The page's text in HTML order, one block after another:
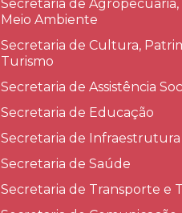
Secretaria de
Meio Ambiente
Secretaria de Cultura,
Turismo
Secretaria de Assistência
Secretaria de Educação
Secretaria de
Secretaria de Saúde
Secretaria de Transporte e